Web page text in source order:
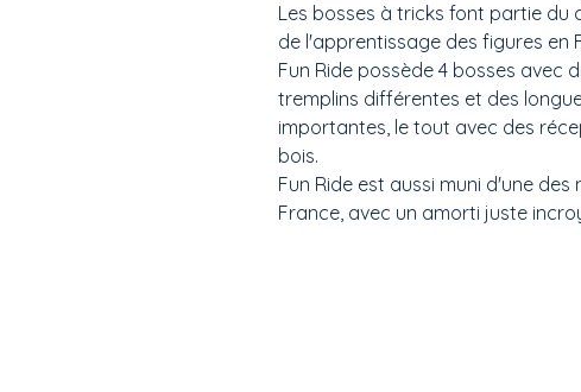
Les bosses à tricks font partie du
de l'apprentissage des figures en
Fun Ride possède 4 bosses avec
tremplins différentes et des
importantes, le tout avec des
bois.
Fun Ride est aussi muni d'une des
France, avec un amorti juste